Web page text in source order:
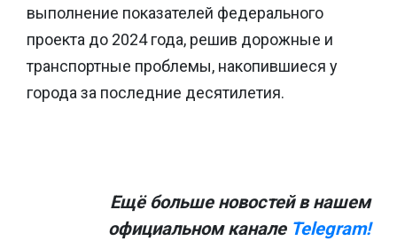
выполнение показателей федерального
проекта до 2024 года, решив дорожные и
транспортные проблемы, накопившиеся у
города за последние десятилетия.
Ещё больше новостей в нашем
официальном канале Telegram!